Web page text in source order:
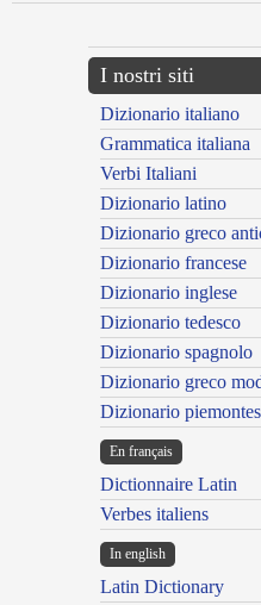
I nostri siti
Dizionario italiano
Grammatica italiana
Verbi Italiani
Dizionario latino
Dizionario greco
Dizionario francese
Dizionario inglese
Dizionario tedesco
Dizionario spagnolo
Dizionario greco
Dizionario
En français
Dictionnaire Latin
Verbes italiens
In english
Latin Dictionary